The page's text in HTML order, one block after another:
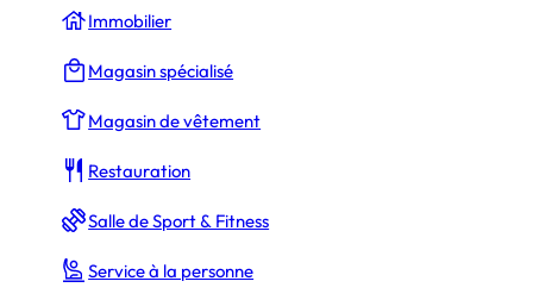
Immobilier
Magasin spécialisé
Magasin de vêtement
Restauration
Salle de Sport & Fitness
Service à la personne
droits d’entrée (35 000 €